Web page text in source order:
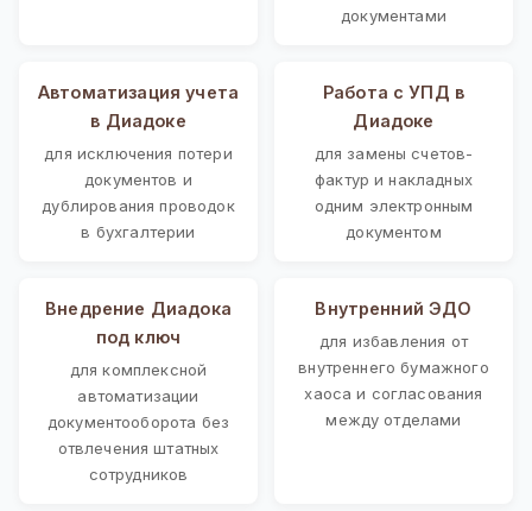
документами
Автоматизация учета
в Диадоке
для исключения потери
документов и
дублирования проводок
в бухгалтерии
Работа с УПД в
Диадоке
для замены счетов-
фактур и накладных
одним электронным
документом
Внедрение Диадока
под ключ
для комплексной
автоматизации
документооборота без
отвлечения штатных
сотрудников
Внутренний ЭДО
для избавления от
внутреннего бумажного
хаоса и согласования
между отделами